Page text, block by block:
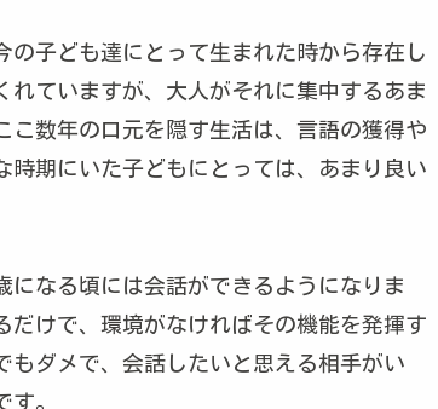
子ども達にとって生まれた時から存在し
ていますが、大人がそれに集中するあま
こ数年の口元を隠す生活は、言語の獲得や
時期にいた子どもにとっては、あまり良い
なる頃には会話ができるようになりま
けで、環境がなければその機能を発揮す
もダメで、会話したいと思える相手がい
。